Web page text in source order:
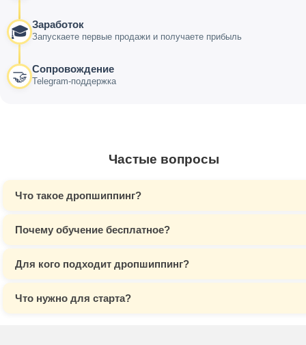
🎓 Заработок
Запускаете первые продажи и получаете прибыль
🤝 Сопровождение
Telegram-поддержка
Частые вопросы
Что такое дропшиппинг?
Почему обучение бесплатное?
Для кого подходит дропшиппинг?
Что нужно для старта?